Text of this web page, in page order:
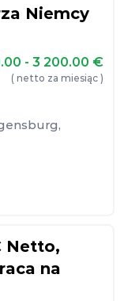
Niemcy
- 3 200.00 €
( netto za miesiąc )
,
Netto,
na